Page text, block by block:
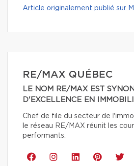
Article originalement publié sur
RE/MAX QUÉBEC
LE NOM RE/MAX EST
D'EXCELLENCE EN
Chef de file du secteur de
le réseau RE/MAX réunit les
performants.